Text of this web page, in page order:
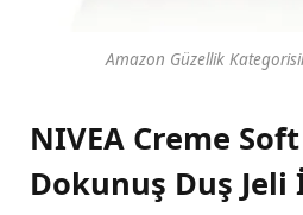
Amazon Güzellik
NIVEA Creme
Dokunuş Duş Jeli